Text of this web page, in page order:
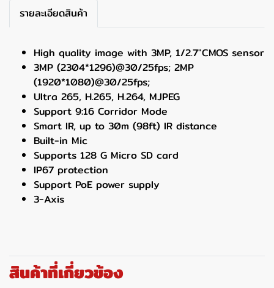
รายละเอียดสินค้า
High quality image with 3MP, 1/2.7"CMOS sensor
3MP (2304*1296)@30/25fps; 2MP
(1920*1080)@30/25fps;
Ultra 265, H.265, H.264, MJPEG
Support 9:16 Corridor Mode
Smart IR, up to 30m (98ft) IR distance
Built-in Mic
Supports 128 G Micro SD card
IP67 protection
Support PoE power supply
3-Axis
สินค้าที่เกี่ยวข้อง